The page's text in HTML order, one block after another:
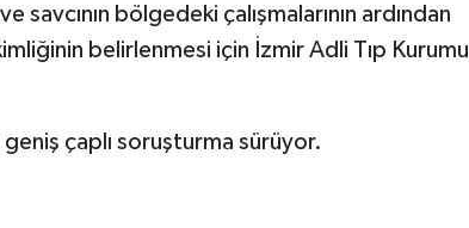
savcının bölgedeki çalışmalarının ardından
belirlenmesi için İzmir Adli Tıp Kurumu
çaplı soruşturma sürüyor.